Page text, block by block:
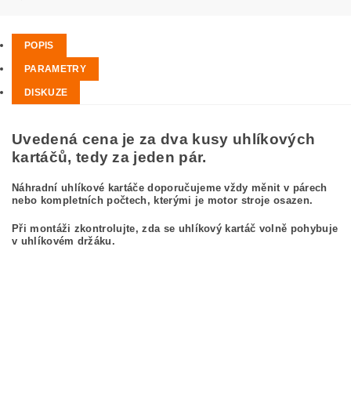
POPIS
PARAMETRY
DISKUZE
Uvedená cena je za dva kusy uhlíkových
kartáčů, tedy za jeden pár.
Náhradní uhlíkové kartáče doporučujeme vždy měnit v párech
nebo kompletních počtech, kterými je motor stroje osazen.
Při montáži zkontrolujte, zda se uhlíkový kartáč volně pohybuje
v uhlíkovém držáku.